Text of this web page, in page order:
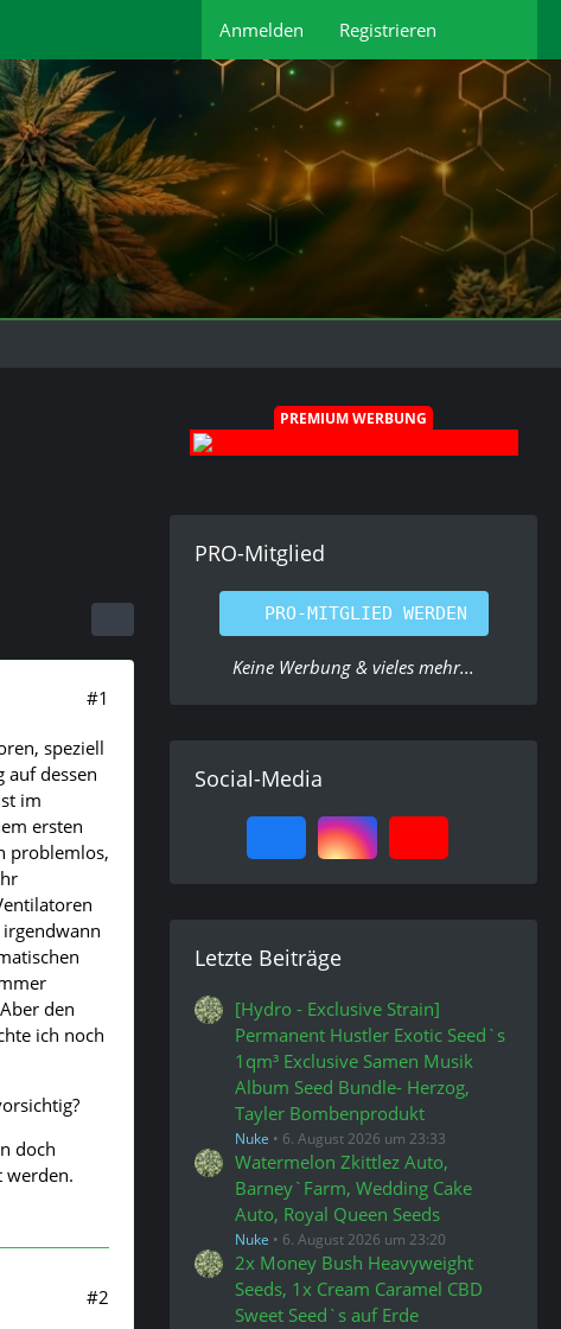
Anmelden Registrieren
#1
speziell
dessen
im
ersten
problemlos,
den
ich noch
doch
werden.
#2
PREMIUM WERBUNG
PRO-Mitglied
PRO-MITGLIED WERDEN
Keine Werbung & vieles mehr...
Social-Media
Letzte Beiträge
[Hydro - Exclusive Strain]
Permanent Hustler Exotic Seed`s
1qm³ Exclusive Samen Musik
Album Seed Bundle- Herzog,
Tayler Bombenprodukt
Nuke 6. August 2026 um 23:33
Watermelon Zkittlez Auto,
Barney`Farm, Wedding Cake
Auto, Royal Queen Seeds
Nuke 6. August 2026 um 23:20
2x Money Bush Heavyweight
Seeds, 1x Cream Caramel CBD
Sweet Seed`s auf Erde